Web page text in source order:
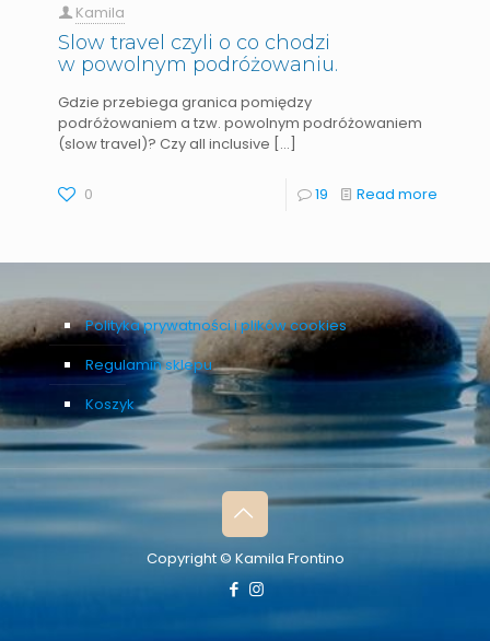
Kamila
Slow travel czyli o co chodzi
w powolnym podróżowaniu.
Gdzie przebiega granica pomiędzy
podróżowaniem a tzw. powolnym podróżowaniem
(slow travel)? Czy all inclusive […]
0 19 Read more
Polityka prywatności i plików cookies
Regulamin sklepu
Koszyk
Copyright © Kamila Frontino